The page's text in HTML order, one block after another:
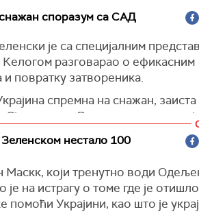
споразум са САД
је са специјалним
разговарао о ефикасним
повратку затвореника.
спремна на снажан,
Сједињених Држава о
је са своје стране
украјински тим постигне тај
је потребан успех у
је Зеленски.
Зеленском нестало 100
који тренутно води
на истрагу о томе где је
помоћи Украјини, као што је